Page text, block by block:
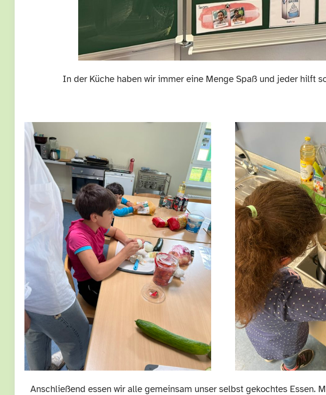
In der Küche haben wir immer eine Menge Spaß und jeder hilft
Anschließend essen wir alle gemeinsam unser selbst gekochtes Essen.